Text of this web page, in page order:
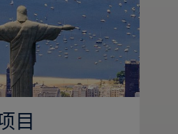
目